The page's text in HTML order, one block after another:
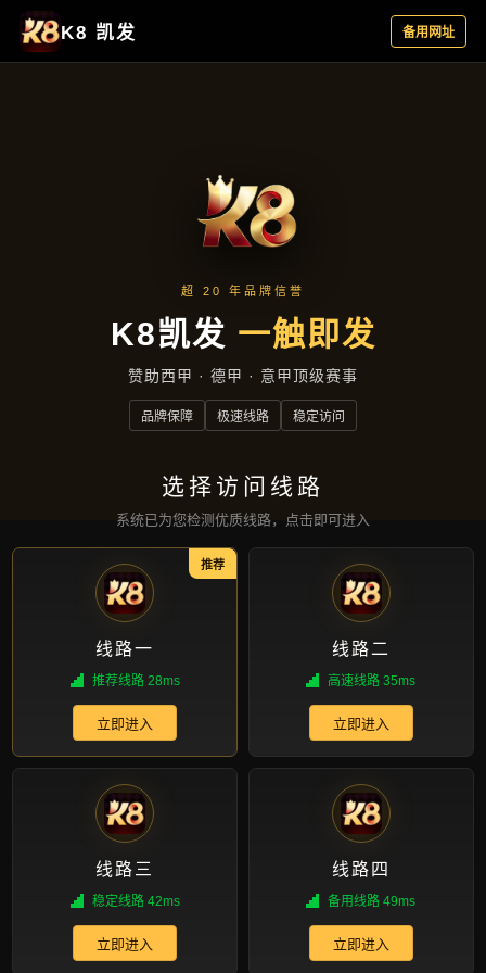
项目展示
首页 项目展示